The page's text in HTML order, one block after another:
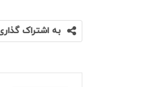
به اشتراک